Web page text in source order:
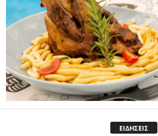
ΕΙΔΗΣΕΙΣ